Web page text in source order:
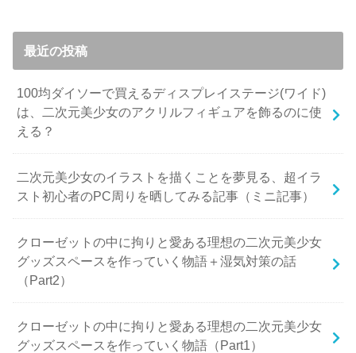
最近の投稿
100均ダイソーで買えるディスプレイステージ(ワイド)
は、二次元美少女のアクリルフィギュアを飾るのに使
える？
二次元美少女のイラストを描くことを夢見る、超イラ
スト初心者のPC周りを晒してみる記事（ミニ記事）
クローゼットの中に拘りと愛ある理想の二次元美少女
グッズスペースを作っていく物語＋湿気対策の話
（Part2）
クローゼットの中に拘りと愛ある理想の二次元美少女
グッズスペースを作っていく物語（Part1）